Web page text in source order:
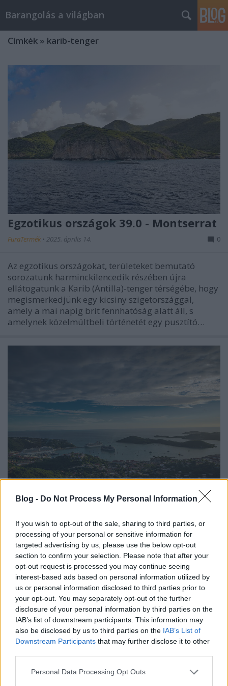
Blog - Do Not Process My Personal Information
If you wish to opt-out of the sale, sharing to third parties, or
processing of your personal or sensitive information for
targeted advertising by us, please use the below opt-out
section to confirm your selection. Please note that after your
opt-out request is processed you may continue seeing
interest-based ads based on personal information utilized by
us or personal information disclosed to third parties prior to
your opt-out. You may separately opt-out of the further
disclosure of your personal information by third parties on the
IAB’s list of downstream participants. This information may
also be disclosed by us to third parties on the IAB’s List of
Downstream Participants that may further disclose it to other
Please note that this website/app uses one or more Google
Personal Data Processing Opt Outs
Barangolás a világban
Címkék » karib-tenger
Egzotikus országok 39.0 - Montserrat
FuraTermék • 2025. április 14. 0
Az egzotikus országokat, területeket bemutató
sorozatunk harminckilencedik részében újra
ellátogatunk a Karib (Antilla)-tenger térségébe, hogy
megismerkedjünk egy kicsiny szigetországgal,
amely a mai napig brit fennhatóság alatt áll, s
amelynek közelmúltbeli történetét egy pusztító…
Egzotikus országok 33.0 - Amerikai
Virgin-szigetek
FuraTermék•2023. november 27.
Az egzotikus országokat bemutató sorozatunk
harmincharmadik részében - Barbados után -
maradunk a napsütötte karibi térségben, mégpedig
azért, hogy megismerkedjünk az egyetlen amerikai
felségterülettel, ahol napjainkban is a baloldali
közlekedés van érvényben a közutakon. A
szigetcsoport…